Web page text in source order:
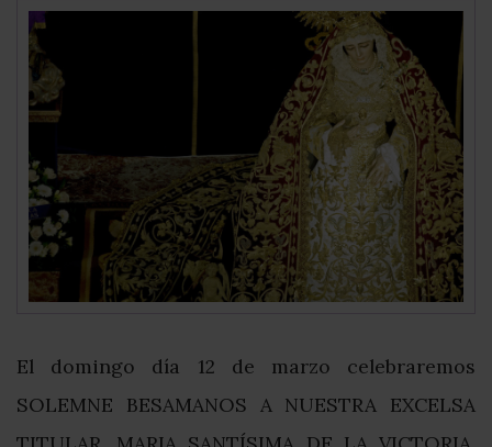
El domingo día 12 de marzo celebraremos
SOLEMNE BESAMANOS A NUESTRA EXCELSA